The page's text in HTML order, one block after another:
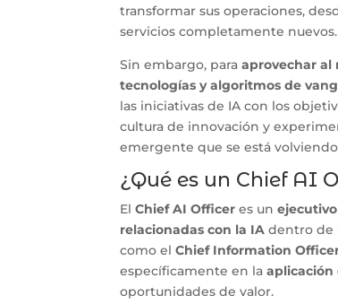
transformar sus operaciones,
servicios completamente nuevos.
Sin embargo, paraaprovechar al
tecnologías y algoritmos de
las iniciativas de IA con los
cultura de innovación y
emergente que se está
¿Qué es un Chief AI
ElChief AI Officer es un
relacionadas con la IAdentro de
como elChief Information
específicamente en laaplicación
oportunidades de valor.